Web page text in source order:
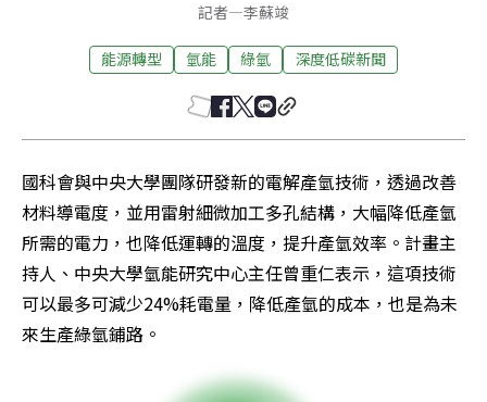
記者—李蘇竣
能源轉型 氫能 綠氫 深度低碳新聞
國科會與中央大學團隊研發新的電解產氫技術，透過改善
材料導電度，並用雷射細微加工多孔結構，大幅降低產氫
所需的電力，也降低運轉的溫度，提升產氫效率。計畫主
持人、中央大學氫能研究中心主任曾重仁表示，這項技術
可以最多可減少24%耗電量，降低產氫的成本，也是為未
來生產綠氫鋪路。